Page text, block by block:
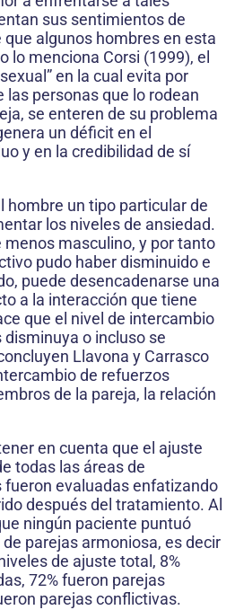
sus sentimientos de
algunos hombres en esta
lo menciona Corsi (1999), el
en la cual evita por
personas que lo rodean
se enteren de su problema
un déficit en el
y en la credibilidad de sí
hombre un tipo particular de
los niveles de ansiedad.
menos masculino, y por tanto
pudo haber disminuido e
puede desencadenarse una
a la interacción que tiene
que el nivel de intercambio
o incluso se
Llavona y Carrasco
de refuerzos
de la pareja, la relación
en cuenta que el ajuste
todas las áreas de
fueron evaluadas en­fatizando
después del tratamiento. Al
ningún paciente puntuó
parejas armoniosa, es decir
de ajuste total, 8%
72% fueron parejas
parejas conflictivas.